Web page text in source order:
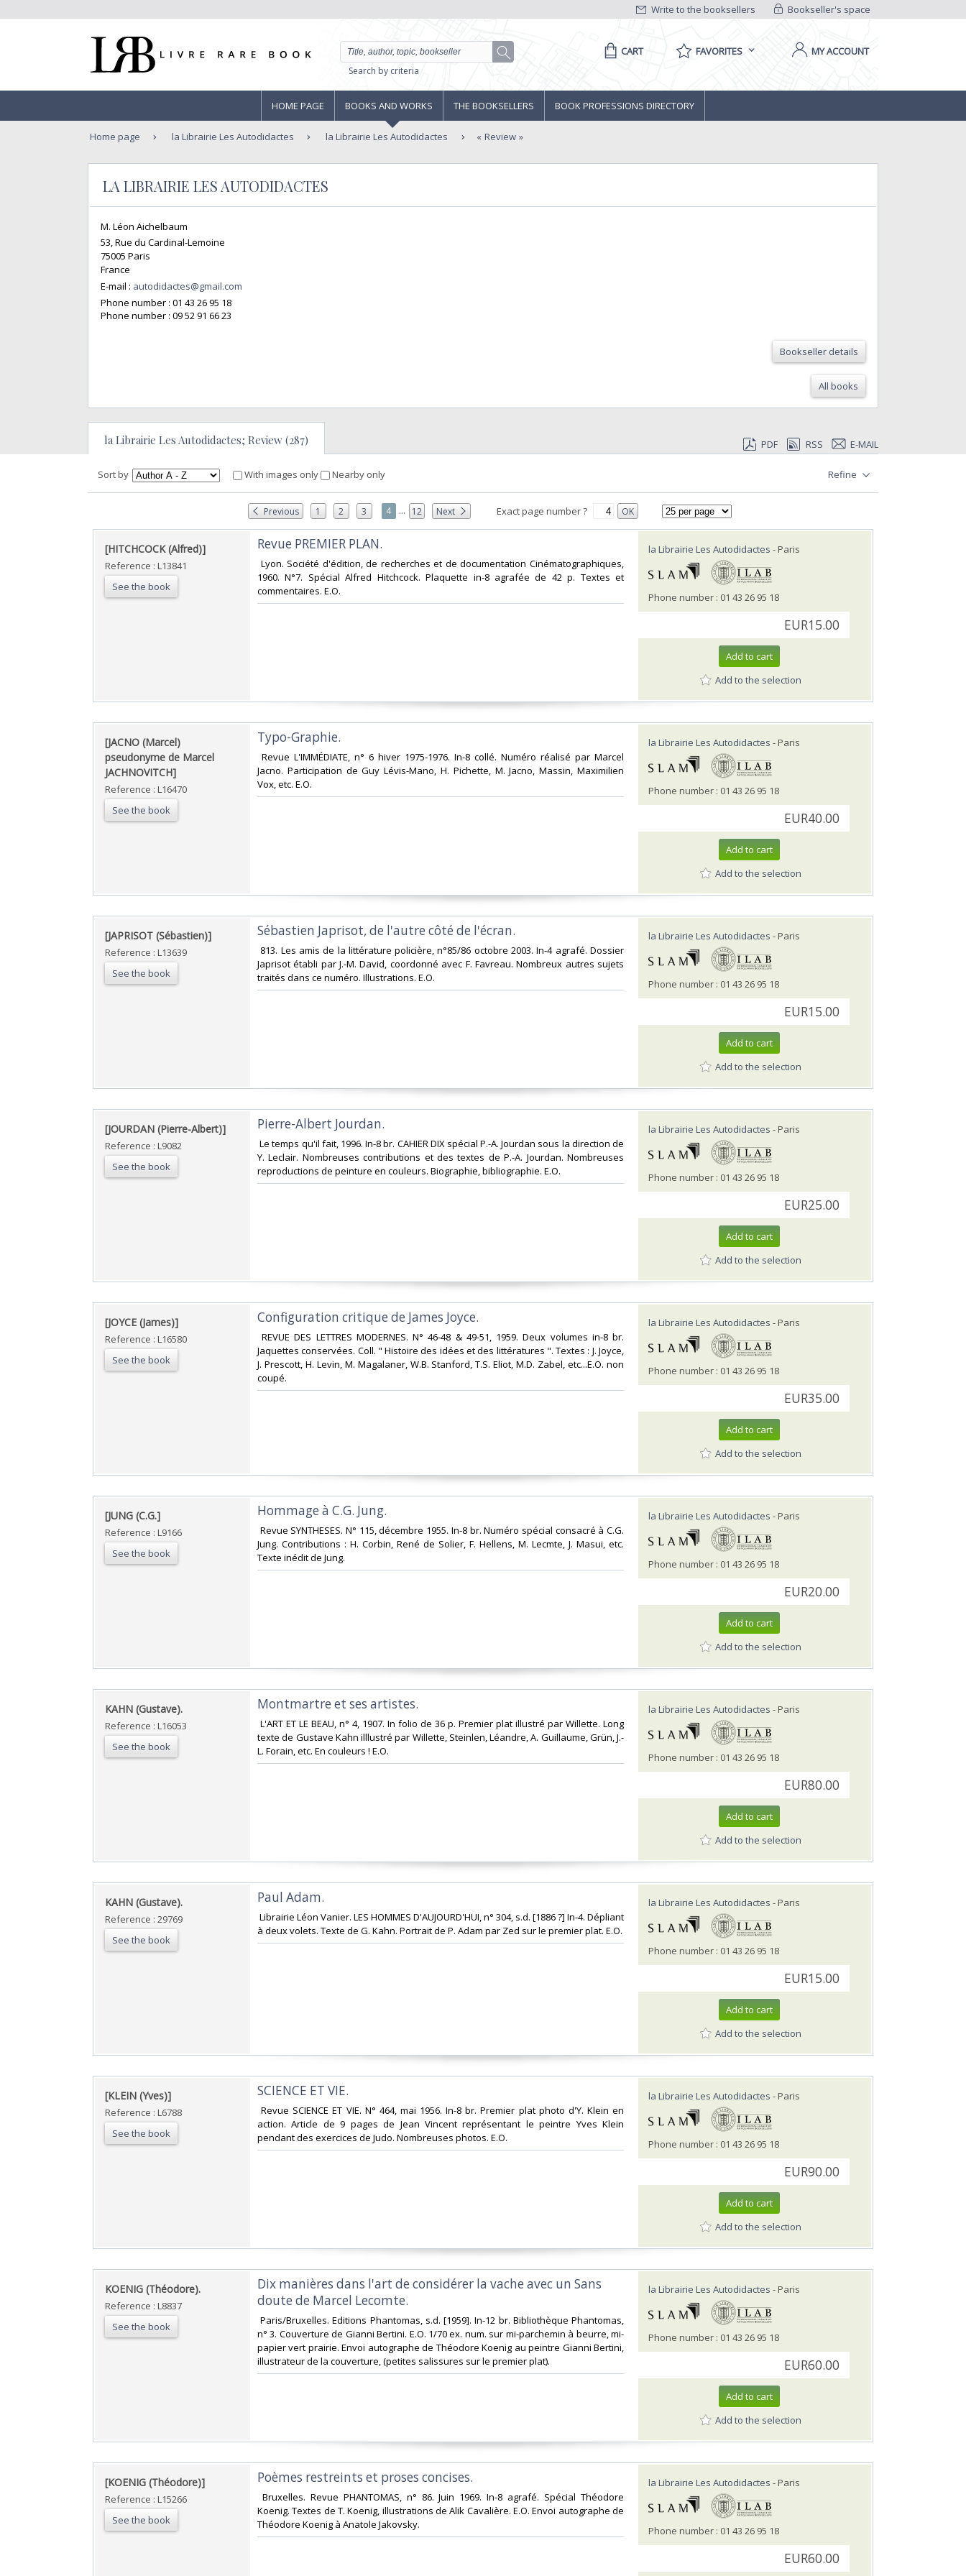
Bookseller's space
Write to the booksellers
Search by criteria
CART FAVORITES MY ACCOUNT
HOME PAGE BOOKS AND WORKS THE BOOKSELLERS BOOK PROFESSIONS DIRECTORY
Home page la Librairie Les Autodidactes la Librairie Les Autodidactes Review
LA LIBRAIRIE LES AUTODIDACTES
M. Léon Aichelbaum
53, Rue du Cardinal-Lemoine
75005 Paris
France
E-mail : autodidactes@gmail.com
Phone number : 01 43 26 95 18
Phone number : 09 52 91 66 23
Bookseller details
All books
la Librairie Les Autodidactes; Review (287) PDF RSS E-MAIL
Sort by With images only Nearby only Refine
Previous 1 2 3 4 ... 12 Next Exact page number ? OK
‎[HITCHCOCK (Alfred)]‎
Reference : L13841
See the book
‎Revue PREMIER PLAN.‎
‎ Lyon. Société d'édition, de recherches et de documentation Cinématographiques,
1960. N°7. Spécial Alfred Hitchcock. Plaquette in-8 agrafée de 42 p. Textes et
commentaires. E.O.‎
la Librairie Les Autodidactes - Paris
Phone number : 01 43 26 95 18
EUR15.00
Add to cart
Add to the selection
‎[JACNO (Marcel)
pseudonyme de Marcel
JACHNOVITCH]‎
Reference : L16470
See the book
‎Typo-Graphie.‎
‎ Revue L'IMMÉDIATE, n° 6 hiver 1975-1976. In-8 collé. Numéro réalisé par Marcel
Jacno. Participation de Guy Lévis-Mano, H. Pichette, M. Jacno, Massin, Maximilien
Vox, etc. E.O.‎
la Librairie Les Autodidactes - Paris
Phone number : 01 43 26 95 18
EUR40.00
Add to cart
Add to the selection
‎[JAPRISOT (Sébastien)]‎
Reference : L13639
See the book
‎Sébastien Japrisot, de l'autre côté de l'écran. ‎
‎ 813. Les amis de la littérature policière, n°85/86 octobre 2003. In-4 agrafé. Dossier
Japrisot établi par J.-M. David, coordonné avec F. Favreau. Nombreux autres sujets
traités dans ce numéro. Illustrations. E.O.‎
la Librairie Les Autodidactes - Paris
Phone number : 01 43 26 95 18
EUR15.00
Add to cart
Add to the selection
‎[JOURDAN (Pierre-Albert)]‎
Reference : L9082
See the book
‎Pierre-Albert Jourdan.‎
‎ Le temps qu'il fait, 1996. In-8 br. CAHIER DIX spécial P.-A. Jourdan sous la direction de
Y. Leclair. Nombreuses contributions et des textes de P.-A. Jourdan. Nombreuses
reproductions de peinture en couleurs. Biographie, bibliographie. E.O.‎
la Librairie Les Autodidactes - Paris
Phone number : 01 43 26 95 18
EUR25.00
Add to cart
Add to the selection
‎[JOYCE (James)]‎
Reference : L16580
See the book
‎Configuration critique de James Joyce.‎
‎ REVUE DES LETTRES MODERNES. N° 46-48 & 49-51, 1959. Deux volumes in-8 br.
Jaquettes conservées. Coll. " Histoire des idées et des littératures ". Textes : J. Joyce,
J. Prescott, H. Levin, M. Magalaner, W.B. Stanford, T.S. Eliot, M.D. Zabel, etc...E.O. non
coupé. ‎
la Librairie Les Autodidactes - Paris
Phone number : 01 43 26 95 18
EUR35.00
Add to cart
Add to the selection
‎[JUNG (C.G.]‎
Reference : L9166
See the book
‎Hommage à C.G. Jung.‎
‎ Revue SYNTHESES. N° 115, décembre 1955. In-8 br. Numéro spécial consacré à C.G.
Jung. Contributions : H. Corbin, René de Solier, F. Hellens, M. Lecmte, J. Masui, etc.
Texte inédit de Jung. ‎
la Librairie Les Autodidactes - Paris
Phone number : 01 43 26 95 18
EUR20.00
Add to cart
Add to the selection
‎KAHN (Gustave).‎
Reference : L16053
See the book
‎Montmartre et ses artistes.‎
‎ L'ART ET LE BEAU, n° 4, 1907. In folio de 36 p. Premier plat illustré par Willette. Long
texte de Gustave Kahn illlustré par Willette, Steinlen, Léandre, A. Guillaume, Grün, J.-
L. Forain, etc. En couleurs ! E.O.‎
la Librairie Les Autodidactes - Paris
Phone number : 01 43 26 95 18
EUR80.00
Add to cart
Add to the selection
‎KAHN (Gustave).‎
Reference : 29769
See the book
‎Paul Adam.‎
‎ Librairie Léon Vanier. LES HOMMES D'AUJOURD'HUI, n° 304, s.d. [1886 ?] In-4. Dépliant
à deux volets. Texte de G. Kahn. Portrait de P. Adam par Zed sur le premier plat. E.O.‎
la Librairie Les Autodidactes - Paris
Phone number : 01 43 26 95 18
EUR15.00
Add to cart
Add to the selection
‎[KLEIN (Yves)]‎
Reference : L6788
See the book
‎SCIENCE ET VIE.‎
‎ Revue SCIENCE ET VIE. N° 464, mai 1956. In-8 br. Premier plat photo d'Y. Klein en
action. Article de 9 pages de Jean Vincent représentant le peintre Yves Klein
pendant des exercices de Judo. Nombreuses photos. E.O.‎
la Librairie Les Autodidactes - Paris
Phone number : 01 43 26 95 18
EUR90.00
Add to cart
Add to the selection
‎KOENIG (Théodore).‎
Reference : L8837
See the book
‎Dix manières dans l'art de considérer la vache avec un Sans
doute de Marcel Lecomte. ‎
‎ Paris/Bruxelles. Editions Phantomas, s.d. [1959]. In-12 br. Bibliothèque Phantomas,
n° 3. Couverture de Gianni Bertini. E.O. 1/70 ex. num. sur mi-parchemin à beurre, mi-
papier vert prairie. Envoi autographe de Théodore Koenig au peintre Gianni Bertini,
illustrateur de la couverture, (petites salissures sur le premier plat).‎
la Librairie Les Autodidactes - Paris
Phone number : 01 43 26 95 18
EUR60.00
Add to cart
Add to the selection
‎[KOENIG (Théodore)]‎
Reference : L15266
See the book
‎Poèmes restreints et proses concises.‎
‎ Bruxelles. Revue PHANTOMAS, n° 86. Juin 1969. In-8 agrafé. Spécial Théodore
Koenig. Textes de T. Koenig, illustrations de Alik Cavalière. E.O. Envoi autographe de
Théodore Koenig à Anatole Jakovsky.‎
la Librairie Les Autodidactes - Paris
Phone number : 01 43 26 95 18
EUR60.00